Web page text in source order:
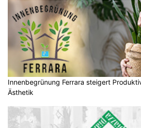
Innenbegrünung Ferrara steigert
Ästhetik